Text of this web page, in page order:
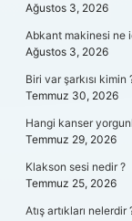
Ağustos 3, 2026
Abkant makinesi ne
Ağustos 3, 2026
Biri var şarkısı kimin
Temmuz 30, 2026
Hangi kanser
Temmuz 29, 2026
Klakson sesi nedir ?
Temmuz 25, 2026
Atış artıkları nelerdir